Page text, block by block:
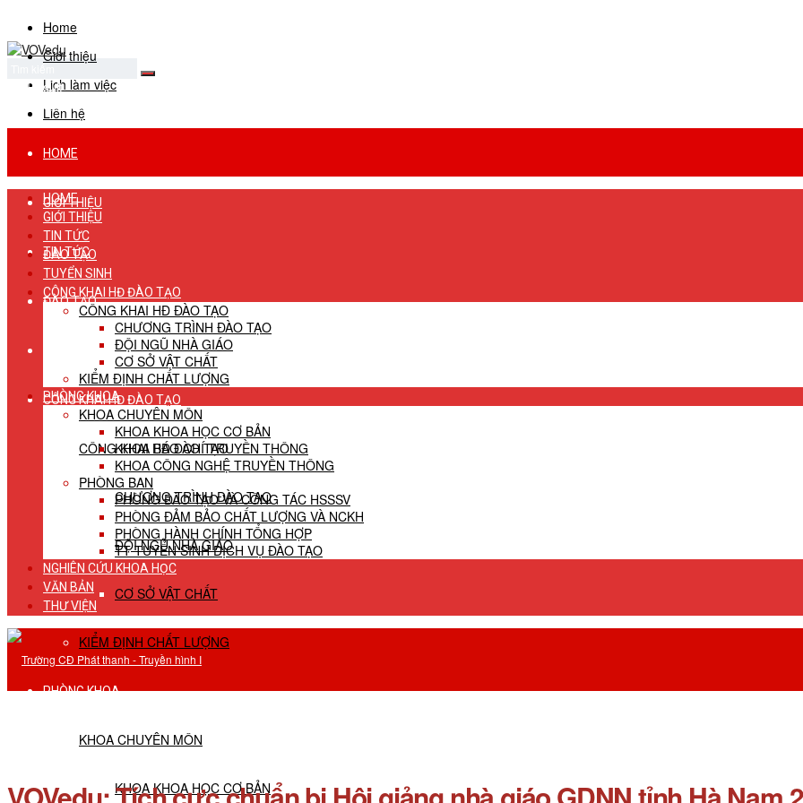
Home
Giới thiệu
Lịch làm việc
Liên hệ
No Result
View All Result
HOME
GIỚI THIỆU
TIN TỨC
ĐÀO TẠO
TUYỂN SINH
CÔNG KHAI HĐ ĐÀO TẠO
CÔNG KHAI HĐ ĐÀO TẠO
CHƯƠNG TRÌNH ĐÀO TẠO
ĐỘI NGŨ NHÀ GIÁO
CƠ SỞ VẬT CHẤT
KIỂM ĐỊNH CHẤT LƯỢNG
PHÒNG KHOA
KHOA CHUYÊN MÔN
KHOA KHOA HỌC CƠ BẢN
HOME
GIỚI THIỆU
TIN TỨC
ĐÀO TẠO
TUYỂN SINH
CÔNG KHAI HĐ ĐÀO TẠO
CÔNG KHAI HĐ ĐÀO TẠO
CHƯƠNG TRÌNH ĐÀO TẠO
ĐỘI NGŨ NHÀ GIÁO
CƠ SỞ VẬT CHẤT
KIỂM ĐỊNH CHẤT LƯỢNG
PHÒNG KHOA
KHOA CHUYÊN MÔN
KHOA KHOA HỌC CƠ BẢN
KHOA BÁO CHÍ TRUYỀN THÔNG
KHOA CÔNG NGHỆ TRUYỀN THÔNG
PHÒNG BAN
PHÒNG ĐÀO TẠO VÀ CÔNG TÁC HSSSV
PHÒNG ĐẢM BẢO CHẤT LƯỢNG VÀ NCKH
PHÒNG HÀNH CHÍNH TỔNG HỢP
TT TUYỂN SINH DỊCH VỤ ĐÀO TẠO
NGHIÊN CỨU KHOA HỌC
VĂN BẢN
THƯ VIỆN